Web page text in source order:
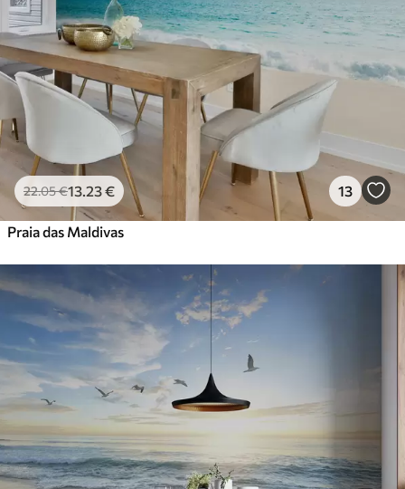
22.05€13 .23€ 13
Praia das Maldivas